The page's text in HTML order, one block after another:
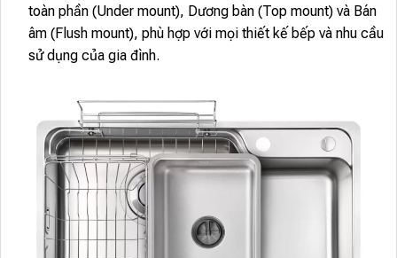
toàn phần (Under mount), Dương bàn (Top mount) và Bán
âm (Flush mount), phù hợp với mọi thiết kế bếp và nhu cầu
sử dụng của gia đình.